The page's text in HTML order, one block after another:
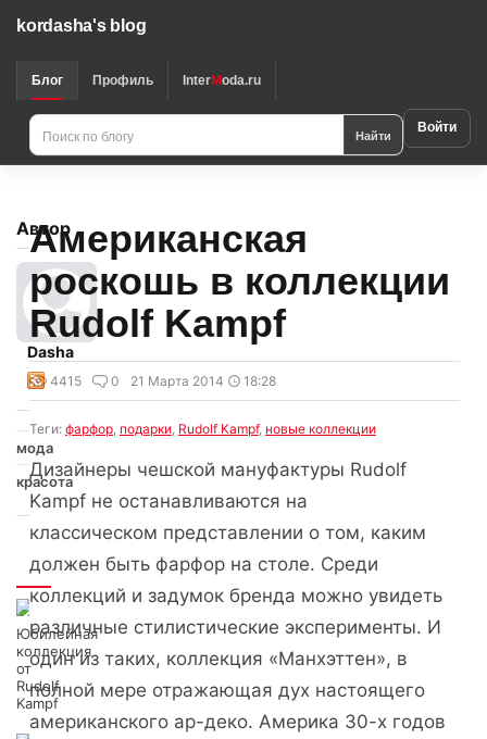
kordasha's blog
Блог Профиль InterModa.ru
Найти Войти
Автор
Dasha
мода
красота
Интересно
Юбилейная
коллекция
от
Rudolf
Kampf
Американская
роскошь в коллекции
Rudolf Kampf
4415 0 21 Марта 2014 18:28
Теги: фарфор, подарки, Rudolf Kampf, новые коллекции
Дизайнеры чешской мануфактуры Rudolf
Kampf не останавливаются на
классическом представлении о том, каким
должен быть фарфор на столе. Среди
коллекций и задумок бренда можно увидеть
различные стилистические эксперименты. И
один из таких, коллекция «Манхэттен», в
полной мере отражающая дух настоящего
американского ар-деко. Америка 30-х годов